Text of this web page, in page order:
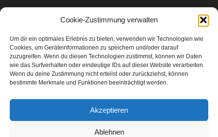
Cookie-Zustimmung verwalten
Um dir ein optimales Erlebnis zu bieten, verwenden wir Technologien wie
Cookies, um Geräteinformationen zu speichern und/oder darauf
zuzugreifen. Wenn du diesen Technologien zustimmst, können wir Daten
wie das Surfverhalten oder eindeutige IDs auf dieser Website verarbeiten.
Wenn du deine Zustimmung nicht erteilst oder zurückziehst, können
bestimmte Merkmale und Funktionen beeinträchtigt werden.
Akzeptieren
Ablehnen
Events & Success 3005
Breaking News 2067
Aktuelles
Featured Article
Karriere 567